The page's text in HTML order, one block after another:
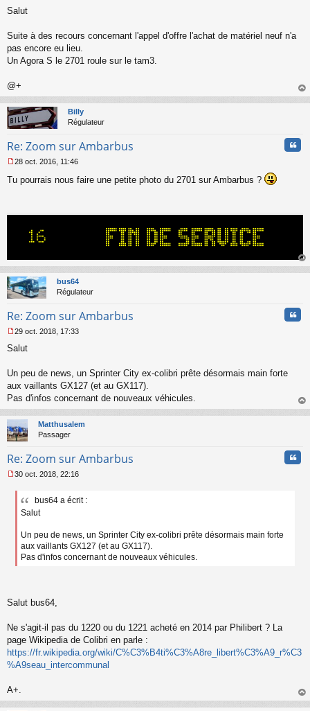
e
s
g
e
o
n
l
u
Salut
Suite à des recours concernant l'appel d'offre l'achat de matériel neuf n'a
pas encore eu lieu.
Un Agora S le 2701 roule sur le tam3.
@+
au
Billy
Régulateur
Re: Zoom sur Ambarbus
e
n
l
u
28 oct. 2016, 11:46
Tu pourrais nous faire une petite photo du 2701 sur Ambarbus ?
au
bus64
Régulateur
Re: Zoom sur Ambarbus
e
s
g
e
n
o
n
l
29 oct. 2018, 17:33
Salut
Un peu de news, un Sprinter City ex-colibri prête désormais main forte
aux vaillants GX127 (et au GX117).
Pas d'infos concernant de nouveaux véhicules.
au
Matthusalem
Passager
Re: Zoom sur Ambarbus
e
o
30 oct. 2018, 22:16
bus64 a écrit :
Salut
Un peu de news, un Sprinter City ex-colibri prête désormais main forte
aux vaillants GX127 (et au GX117).
Pas d'infos concernant de nouveaux véhicules.
Salut bus64,
Ne s'agit-il pas du 1220 ou du 1221 acheté en 2014 par Philibert ? La
page Wikipedia de Colibri en parle :
https://fr.wikipedia.org/wiki/C%C3%B4ti%C3%A8re_libert%C3%A9_r%C3
%A9seau_intercommunal
A+.
au